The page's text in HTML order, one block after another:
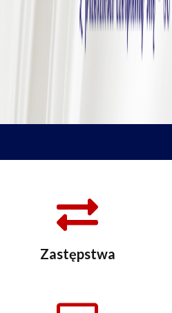
Zastępstwa